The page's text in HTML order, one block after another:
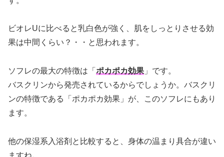
ビオレUに比べると乳白色が強く、肌をしっとりさせる効
果は中間くらい？・・と思われます。
ソフレの最大の特徴は「 ポカポカ効果 」です。
バスクリンから発売されているからでしょうか。バスクリ
ンの特徴である「ポカポカ効果」が、このソフレにもあり
ます。
他の保湿系入浴剤と比較すると、身体の温まり具合が違い
ますね。